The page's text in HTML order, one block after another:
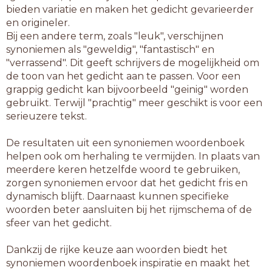
bieden variatie en maken het gedicht gevarieerder
en origineler.
Bij een andere term, zoals "leuk", verschijnen
synoniemen als "geweldig", "fantastisch" en
"verrassend". Dit geeft schrijvers de mogelijkheid om
de toon van het gedicht aan te passen. Voor een
grappig gedicht kan bijvoorbeeld "geinig" worden
gebruikt. Terwijl "prachtig" meer geschikt is voor een
serieuzere tekst.
De resultaten uit een synoniemen woordenboek
helpen ook om herhaling te vermijden. In plaats van
meerdere keren hetzelfde woord te gebruiken,
zorgen synoniemen ervoor dat het gedicht fris en
dynamisch blijft. Daarnaast kunnen specifieke
woorden beter aansluiten bij het rijmschema of de
sfeer van het gedicht.
Dankzij de rijke keuze aan woorden biedt het
synoniemen woordenboek inspiratie en maakt het